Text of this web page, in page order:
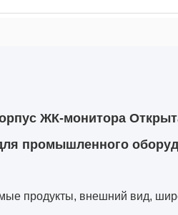
ЖК-монитора
промышленного
продукты, внешний вид,